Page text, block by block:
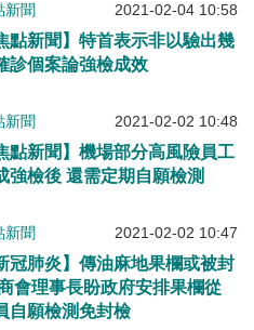
新聞 2021-02-04 10:58
點新聞】特首表示非以驗出幾
診個案論強檢成效
新聞 2021-02-02 10:48
點新聞】機場部分高風險員工
強檢後 還需定期自願檢測
新聞 2021-02-02 10:47
冠肺炎】傳油麻地果欄或被封
會理事長盼政府安排果欄從
自願檢測免封檢